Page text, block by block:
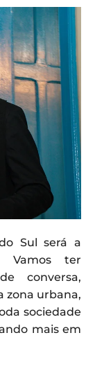
Sul será a
Vamos ter
conversa,
zona urbana,
sociedade
mais em